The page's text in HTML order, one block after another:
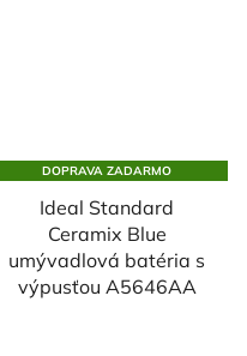
DOPRAVA ZADARMO
Ideal Standard
Ceramix Blue
umývadlová batéria s
výpusťou A5646AA